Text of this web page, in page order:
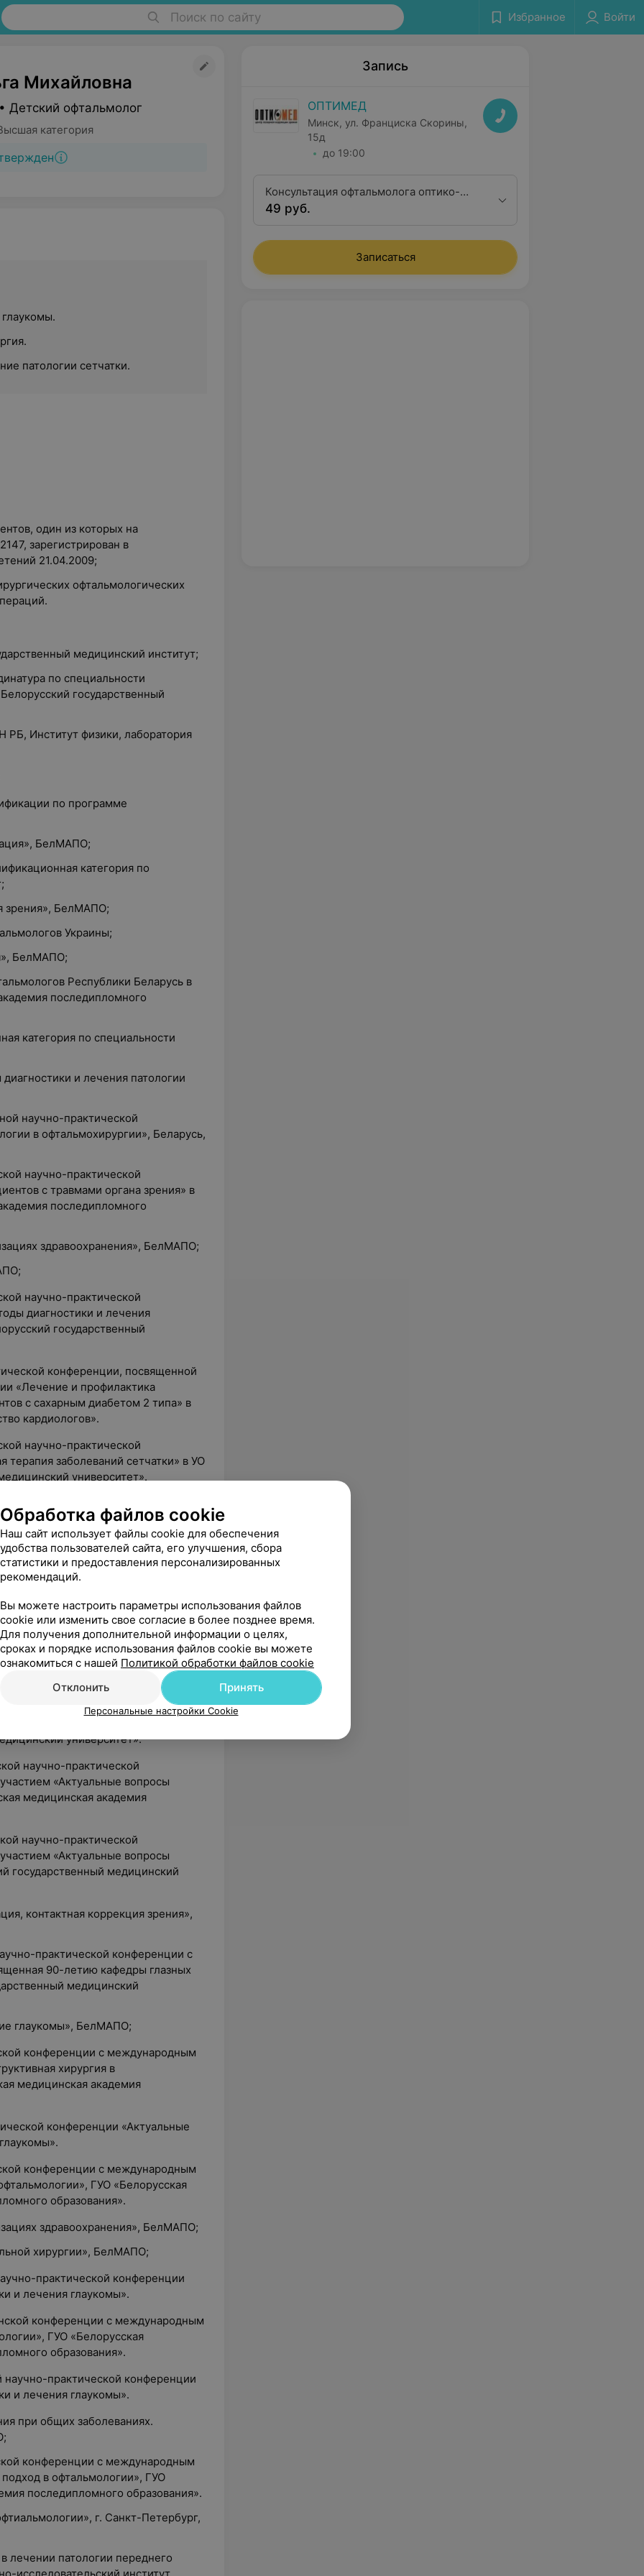
Поиск по сайту Избранное Войти
Михайловна
Детский офтальмолог
категория
патологии сетчатки.
один из которых на
зарегистрирован в
21.04.2009;
офтальмологических
медицинский институт;
по специальности
государственный
РБ, Институт физики, лаборатория
по программе
БелМАПО;
категория по
зрения», БелМАПО;
Украины;
БелМАПО;
Республики Беларусь в
последипломного
категория по специальности
и лечения патологии
научно-практической
в офтальмохирургии», Беларусь,
научно-практической
с травмами органа зрения» в
последипломного
здравоохранения», БелМАПО;
научно-практической
диагностики и лечения
государственный
конференции, посвященной
«Лечение и профилактика
с сахарным диабетом 2 типа» в
кардиологов».
научно-практической
заболеваний сетчатки» в УО
университет».
научно-практической
витреоретинальной патологии» в
последипломного
конгресса «Белые ночи» -
врачей-офтальмологов,
медицинский университет
экстракции катаракт:
БелМАПО;
научно-практической
«Актуальные проблемы
офтальмопатологии» в УО
университет».
научно-практической
«Актуальные вопросы
медицинская академия
научно-практической
«Актуальные вопросы
государственный медицинский
контактная коррекция зрения»,
практической конференции с
90-летию кафедры глазных
медицинский
глаукомы», БелМАПО;
конференции с международным
хирургия в
медицинская академия
конференции «Актуальные
конференции с международным
ГУО «Белорусская
образования».
здравоохранения», БелМАПО;
хирургии», БелМАПО;
практической конференции
и лечения глаукомы».
конференции с международным
ГУО «Белорусская
образования».
научно-практической конференции
и лечения глаукомы».
при общих заболеваниях.
конференции с международным
в офтальмологии», ГУО
последипломного образования».
г. Санкт-Петербург,
лечении патологии переднего
Запись
ОПТИМЕД
Минск, ул. Франциска Скорины,
15д
до 19:00
Консультация офтальмолога оптико-
реконструктивной и
49 руб.
Записаться
Обработка файлов cookie
Наш сайт использует файлы cookie для обеспечения
удобства пользователей сайта, его улучшения, сбора
статистики и предоставления персонализированных
рекомендаций.
Вы можете настроить параметры использования файлов
cookie или изменить свое согласие в более позднее время.
Для получения дополнительной информации о целях,
сроках и порядке использования файлов cookie вы можете
ознакомиться с нашей Политикой обработки файлов cookie
Отклонить
Принять
Персональные настройки Cookie